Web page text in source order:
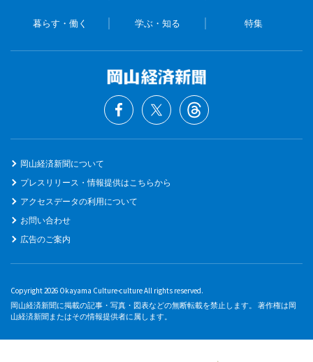
暮らす・働く 学ぶ・知る 特集
岡山経済新聞について
プレスリリース・情報提供はこちらから
アクセスデータの利用について
お問い合わせ
広告のご案内
Copyright 2026 Okayama Culture-culture All rights reserved.
岡山経済新聞に掲載の記事・写真・図表などの無断転載を禁止します。 著作権は岡
山経済新聞またはその情報提供者に属します。